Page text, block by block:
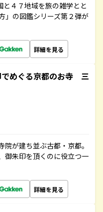
４７地域を旅の雑学とと
」の図鑑シリーズ第２弾が
詳細を見る
めぐる京都のお寺 三
が建ち並ぶ古都・京都。
御朱印を頂くのに役立つ一
詳細を見る